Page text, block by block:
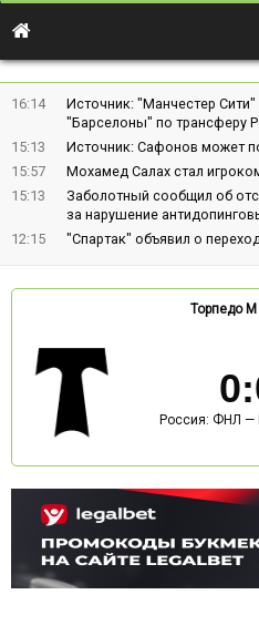
16:14
Источник: "Манчестер
"Барселоны" по трансферу
15:13
Источник: Сафонов может
15:57
Мохамед Салах стал
15:13
Заболотный сообщил об
за нарушение
12:15
"Спартак" объявил о
Торпедо М
0:
Россия: ФНЛ —